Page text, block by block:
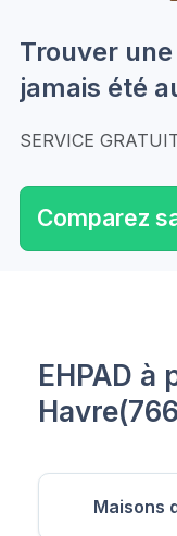
Trouver une
jamais été
SERVICE
Comparez
EHPAD à
Maisons